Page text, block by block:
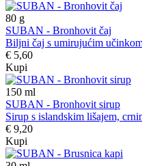
80 g
SUBAN - Bronhovit čaj
Biljni čaj s umirujućim
€ 5,60
Kupi
150 ml
SUBAN - Bronhovit sirup
Sirup s islandskim lišajem,
€ 9,20
Kupi